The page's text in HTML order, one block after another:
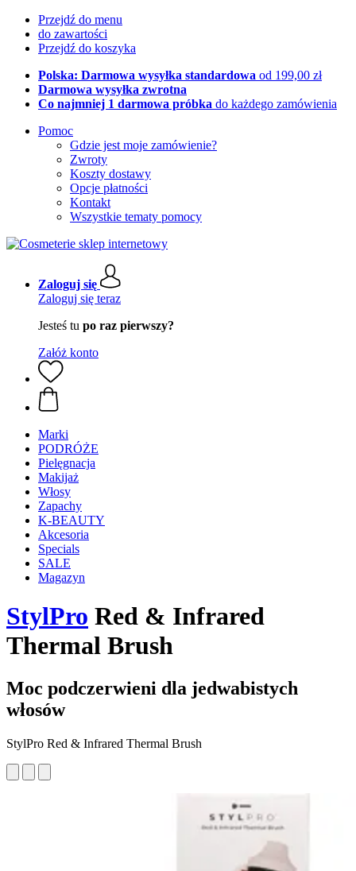
Przejdź do menu
do zawartości
Przejdź do koszyka
Polska: Darmowa wysyłka standardowa od 199,00 zł
Darmowa wysyłka zwrotna
Co najmniej 1 darmowa próbka do każdego zamówienia
Pomoc
Gdzie jest moje zamówienie?
Zwroty
Koszty dostawy
Opcje płatności
Kontakt
Wszystkie tematy pomocy
Zaloguj się
Zaloguj się teraz
Jesteś tu po raz pierwszy?
Załóż konto
Marki
PODRÓŻE
Pielęgnacja
Makijaż
Włosy
Zapachy
K-BEAUTY
Akcesoria
Specials
SALE
Magazyn
StylPro Red & Infrared
Thermal Brush
Moc podczerwieni dla jedwabistych
włosów
StylPro Red & Infrared Thermal Brush